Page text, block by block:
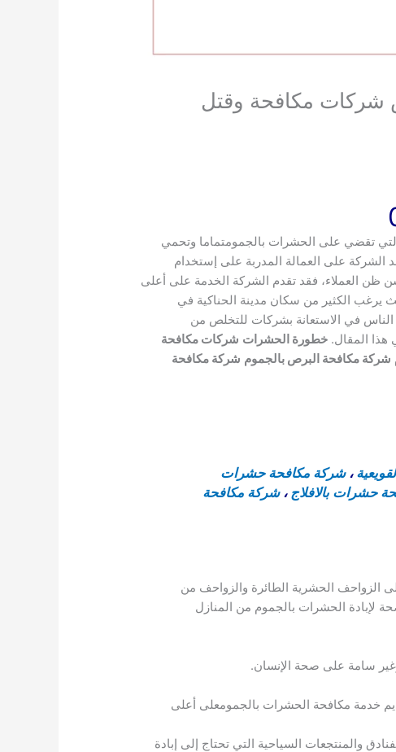
0560021467 دليل ارخص شركات مكافحة وقتل
تقضي على الحشرات بالجمومتماما وتحمي
على العمالة المدربة على إستخدام
ظن العملاء، فقد تقدم الشركة الخدمة على أعلى
يرغب الكثير من سكان مدينة الحناكية في
في الاستعانة بشركات للتخلص من
المقال.خطورة الحشرات شركات مكافحة
شركة مكافحة البرص بالجموم شركة مكافحة
،شركة مكافحة حشرات
حشرات بالافلاج ،شركة مكافحة
الزواحف الحشرية الطائرة والزواحف من
لإبادة الحشرات بالجموم من المنازل
وغير سامة على صحة الإنسان.
خدمة مكافحة الحشرات بالجمومعلى أعلى
والمنتجعات السياحية التي تحتاج إلى إبادة